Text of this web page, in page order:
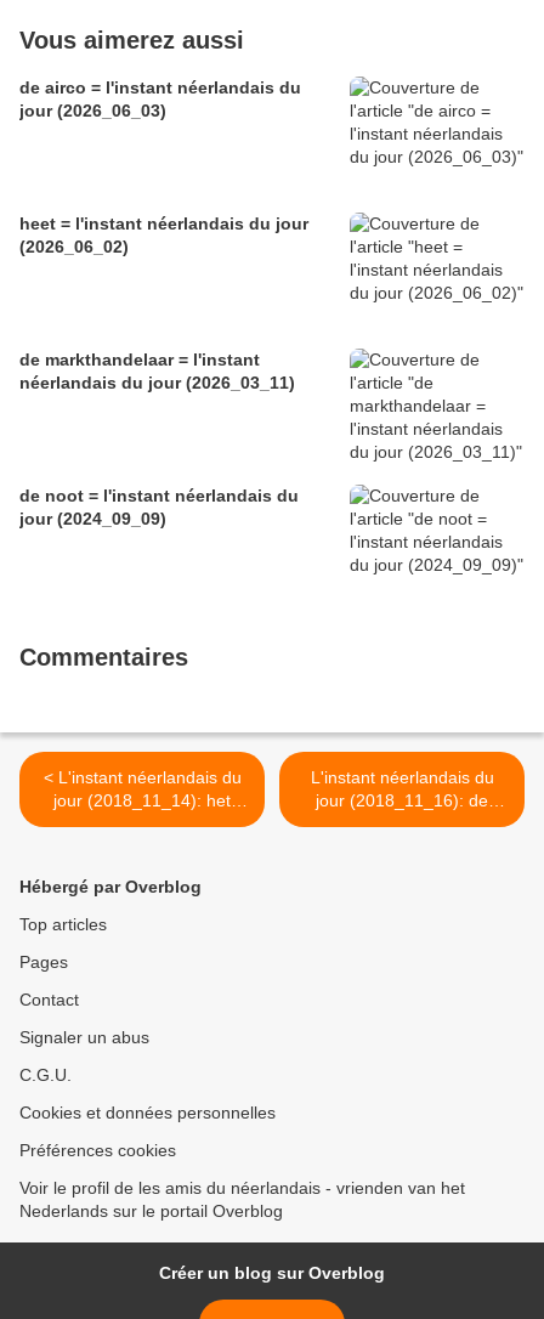
Vous aimerez aussi
de airco = l'instant néerlandais du
jour (2026_06_03)
heet = l'instant néerlandais du jour
(2026_06_02)
de markthandelaar = l'instant
néerlandais du jour (2026_03_11)
de noot = l'instant néerlandais du
jour (2024_09_09)
Commentaires
< L'instant néerlandais du
jour (2018_11_14): het
toneelstuk
L'instant néerlandais du
jour (2018_11_16): de
roman >
Hébergé par Overblog
Top articles
Pages
Contact
Signaler un abus
C.G.U.
Cookies et données personnelles
Préférences cookies
Voir le profil de les amis du néerlandais - vrienden van het
Nederlands sur le portail Overblog
Créer un blog sur Overblog